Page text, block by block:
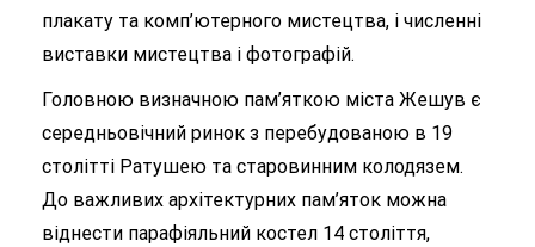
плакату та комп’ютерного мистецтва, і численні
виставки мистецтва і фотографій.
Головною визначною пам’яткою міста Жешув є
середньовічний ринок з перебудованою в 19
столітті Ратушею та старовинним колодязем.
До важливих архітектурних пам’яток можна
віднести парафіяльний костел 14 століття,